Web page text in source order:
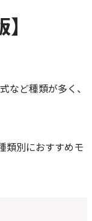
など種類が多く、
類別におすすめモ